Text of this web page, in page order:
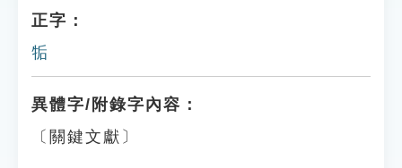
正字：
㸸
異體字/附錄字內容：
〔關鍵文獻〕